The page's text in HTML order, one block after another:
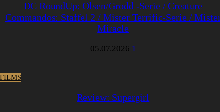
DC RoundUp: Olsen/Grodd -Serie / Creature
Commandos: Staffel 2 / Mister Terrific-Serie /
Miracle
05.07.2026 1
Review: Supergirl